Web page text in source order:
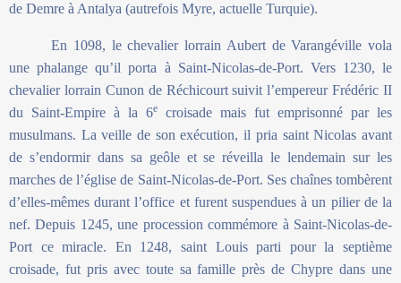
de Demre à Antalya (autrefois Myre, actuelle Turquie).
En 1098, le chevalier lorrain Aubert de Varangéville vola
une phalange qu’il porta à Saint-Nicolas-de-Port. Vers 1230, le
chevalier lorrain Cunon de Réchicourt suivit l’empereur Frédéric II
du Saint-Empire à la 6e
croisade mais fut emprisonné par les
musulmans. La veille de son exécution, il pria saint Nicolas avant
de s’endormir dans sa geôle et se réveilla le lendemain sur les
marches de l’église de Saint-Nicolas-de-Port. Ses chaînes tombèrent
d’elles-mêmes durant l’office et furent suspendues à un pilier de la
nef. Depuis 1245, une procession commémore à Saint-Nicolas-de-
Port ce miracle. En 1248, saint Louis parti pour la septième
croisade, fut pris avec toute sa famille près de Chypre dans une